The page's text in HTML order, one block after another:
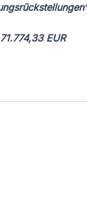
71.774,33 EUR